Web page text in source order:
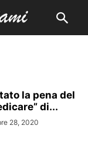
la pena del
di...
28, 2020